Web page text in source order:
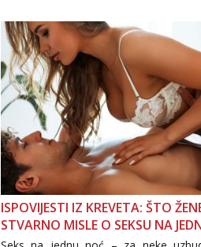
informacija, jer nepoznata osoba
povjerenje. Takođe...
ISPOVIJESTI IZ KREVETA: ŠTO
STVARNO MISLE O SEKSU NA